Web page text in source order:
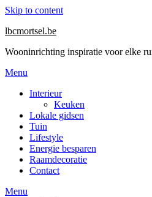
Skip to content
lbcmortsel.be
Wooninrichting inspiratie voor elke
Menu
Interieur
Keuken
Lokale gidsen
Tuin
Lifestyle
Energie besparen
Raamdecoratie
Contact
Menu